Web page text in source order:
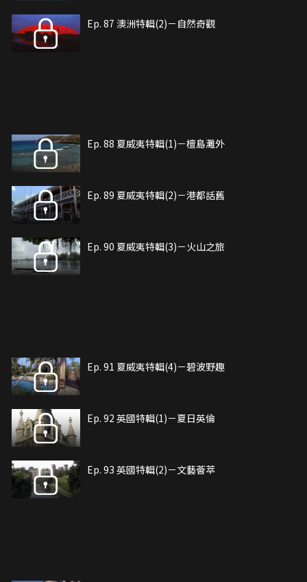
Ep. 87 澳洲特輯(2)－自然奇觀
Ep. 88 夏威夷特輯(1)－檀島灘外
Ep. 89 夏威夷特輯(2)－港都話舊
Ep. 90 夏威夷特輯(3)－火山之旅
Ep. 91 夏威夷特輯(4)－碧波野趣
Ep. 92 英國特輯(1)－夏日英倫
Ep. 93 英國特輯(2)－文藝薈萃